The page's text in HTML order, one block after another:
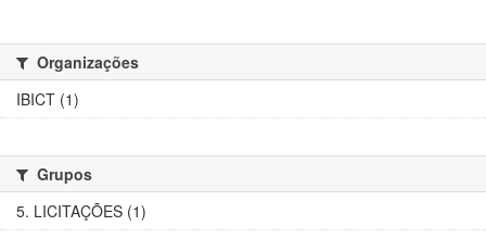
Organizações
IBICT (1)
Grupos
5. LICITAÇÕES (1)